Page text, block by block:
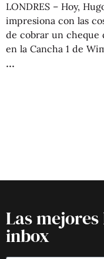
LONDRES – Hoy,
impresiona con las
de cobrar un cheque
en la Cancha 1 de
Las
inbox